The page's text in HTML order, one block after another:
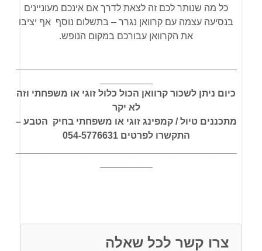
כל מה שנותר לכם זה לצאת לדרך אם אינכם מעוניינים
בנסיעה עצמה עם קרוואן נגרר – בתשלום נוסף אף יציבו
את הקרוואן עבורכם במקום הנופש.
כיום ניתן לשכור קרוואן הכול כלול זוגי או משפחתי וזה
לא יקר
מתכננים טיול / קמפינג זוגי או משפחתי בחיק הטבע –
התקשרו לפרטים 054-5776631
צרו קשר לכל שאלה